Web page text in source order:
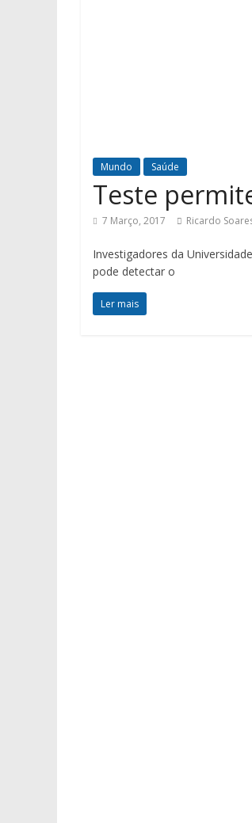
Mundo Saúde
Teste
7 Março, 2017 Ricardo
Investigadores da
pode detectar o
Ler mais